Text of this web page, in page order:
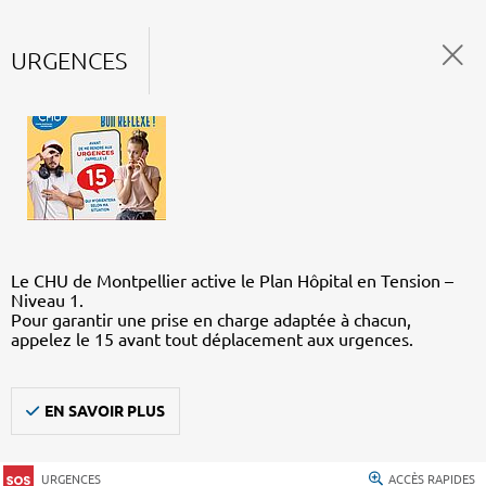
URGENCES
Le CHU de Montpellier active le Plan Hôpital en Tension –
Niveau 1.
Pour garantir une prise en charge adaptée à chacun,
appelez le 15 avant tout déplacement aux urgences.
EN SAVOIR PLUS
URGENCES ACCÈS RAPIDES